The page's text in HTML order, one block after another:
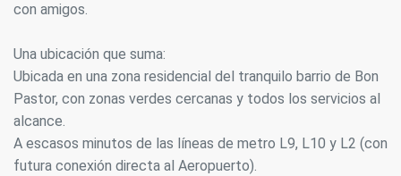
con amigos.
Una ubicación que suma:
Ubicada en una zona residencial del tranquilo barrio de Bon
Pastor, con zonas verdes cercanas y todos los servicios al
alcance.
A escasos minutos de las líneas de metro L9, L10 y L2 (con
futura conexión directa al Aeropuerto).